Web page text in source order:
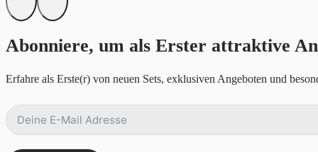
Abonniere, um als Erster attraktive
Erfahre als Erste(r) von neuen Sets, exklusiven Angeboten und